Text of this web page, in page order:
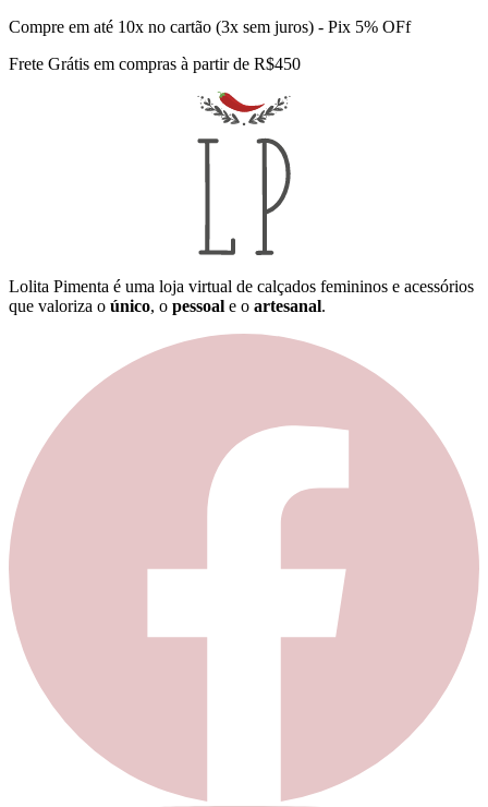
Compre em até 10x no cartão (3x sem juros) - Pix 5% OFf
Frete Grátis em compras à partir de R$450
Lolita Pimenta é uma loja virtual de calçados femininos e acessórios
que valoriza o único, o pessoal e o artesanal.